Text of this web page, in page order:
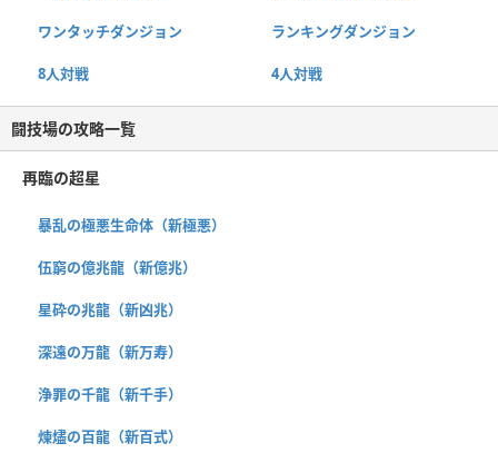
ワンタッチダンジョン ランキングダンジョン
8人対戦 4人対戦
闘技場の攻略一覧
再臨の超星
暴乱の極悪生命体（新極悪）
伍窮の億兆龍（新億兆）
星砕の兆龍（新凶兆）
深遠の万龍（新万寿）
浄罪の千龍（新千手）
煉燼の百龍（新百式）